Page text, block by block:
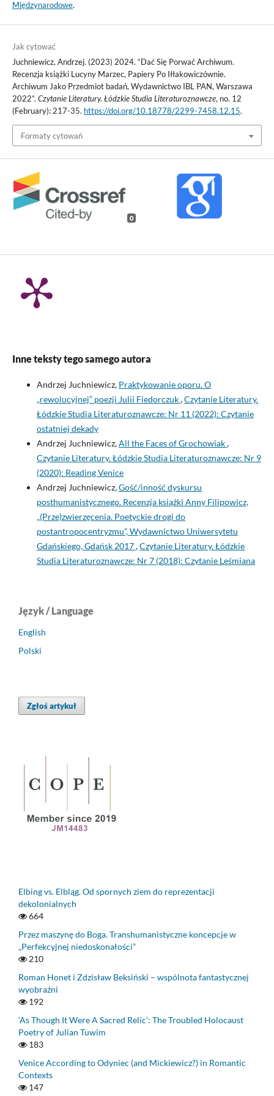
Międzynarodowe.
Jak cytować
Juchniewicz, Andrzej. (2023) 2024. “Dać Się Porwać Archiwum.
Recenzja książki Lucyny Marzec, Papiery Po Iłłakowiczównie.
Archiwum Jako Przedmiot badań, Wydawnictwo IBL PAN, Warszawa
2022”. Czytanie Literatury. Łódzkie Studia Literaturoznawcze, no. 12
(February): 217-35. https://doi.org/10.18778/2299-7458.12.15.
Formaty cytowań
0
Inne teksty tego samego autora
Andrzej Juchniewicz, Praktykowanie oporu. O
„rewolucyjnej” poezji Julii Fiedorczuk,Czytanie Literatury.
Łódzkie Studia Literaturoznawcze: Nr 11 (2022): Czytanie
ostatniej dekady
Andrzej Juchniewicz,All the Faces of Grochowiak,
Czytanie Literatury. Łódzkie Studia Literaturoznawcze: Nr 9
(2020): Reading Venice
Andrzej Juchniewicz,Gość/inność dyskursu
posthumanistycznego. Recenzja książki Anny Filipowicz,
„(Prze)zwierzęcenia. Poetyckie drogi do
postantropocentryzmu”, Wydawnictwo Uniwersytetu
Gdańskiego, Gdańsk 2017,Czytanie Literatury. Łódzkie
Studia Literaturoznawcze: Nr 7 (2018): Czytanie Leśmiana
Język / Language
English
Polski
Zgłoś artykuł
Elbing vs. Elbląg. Od spornych ziem do reprezentacji
dekolonialnych
664
Przez maszynę do Boga. Transhumanistyczne koncepcje w
„Perfekcyjnej niedoskonałości”
210
Roman Honet i Zdzisław Beksiński – wspólnota fantastycznej
wyobraźni
192
‘As Though It Were A Sacred Relic’: The Troubled Holocaust
Poetry of Julian Tuwim
183
Venice According to Odyniec (and Mickiewicz?) in Romantic
Contexts
147